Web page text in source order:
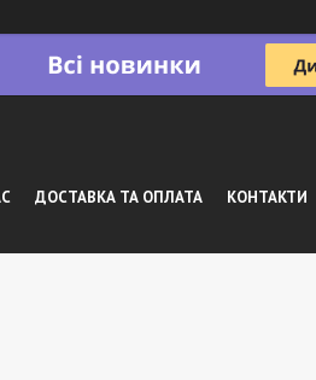
ДОСТАВКА ТА ОПЛАТА КОНТАКТИ